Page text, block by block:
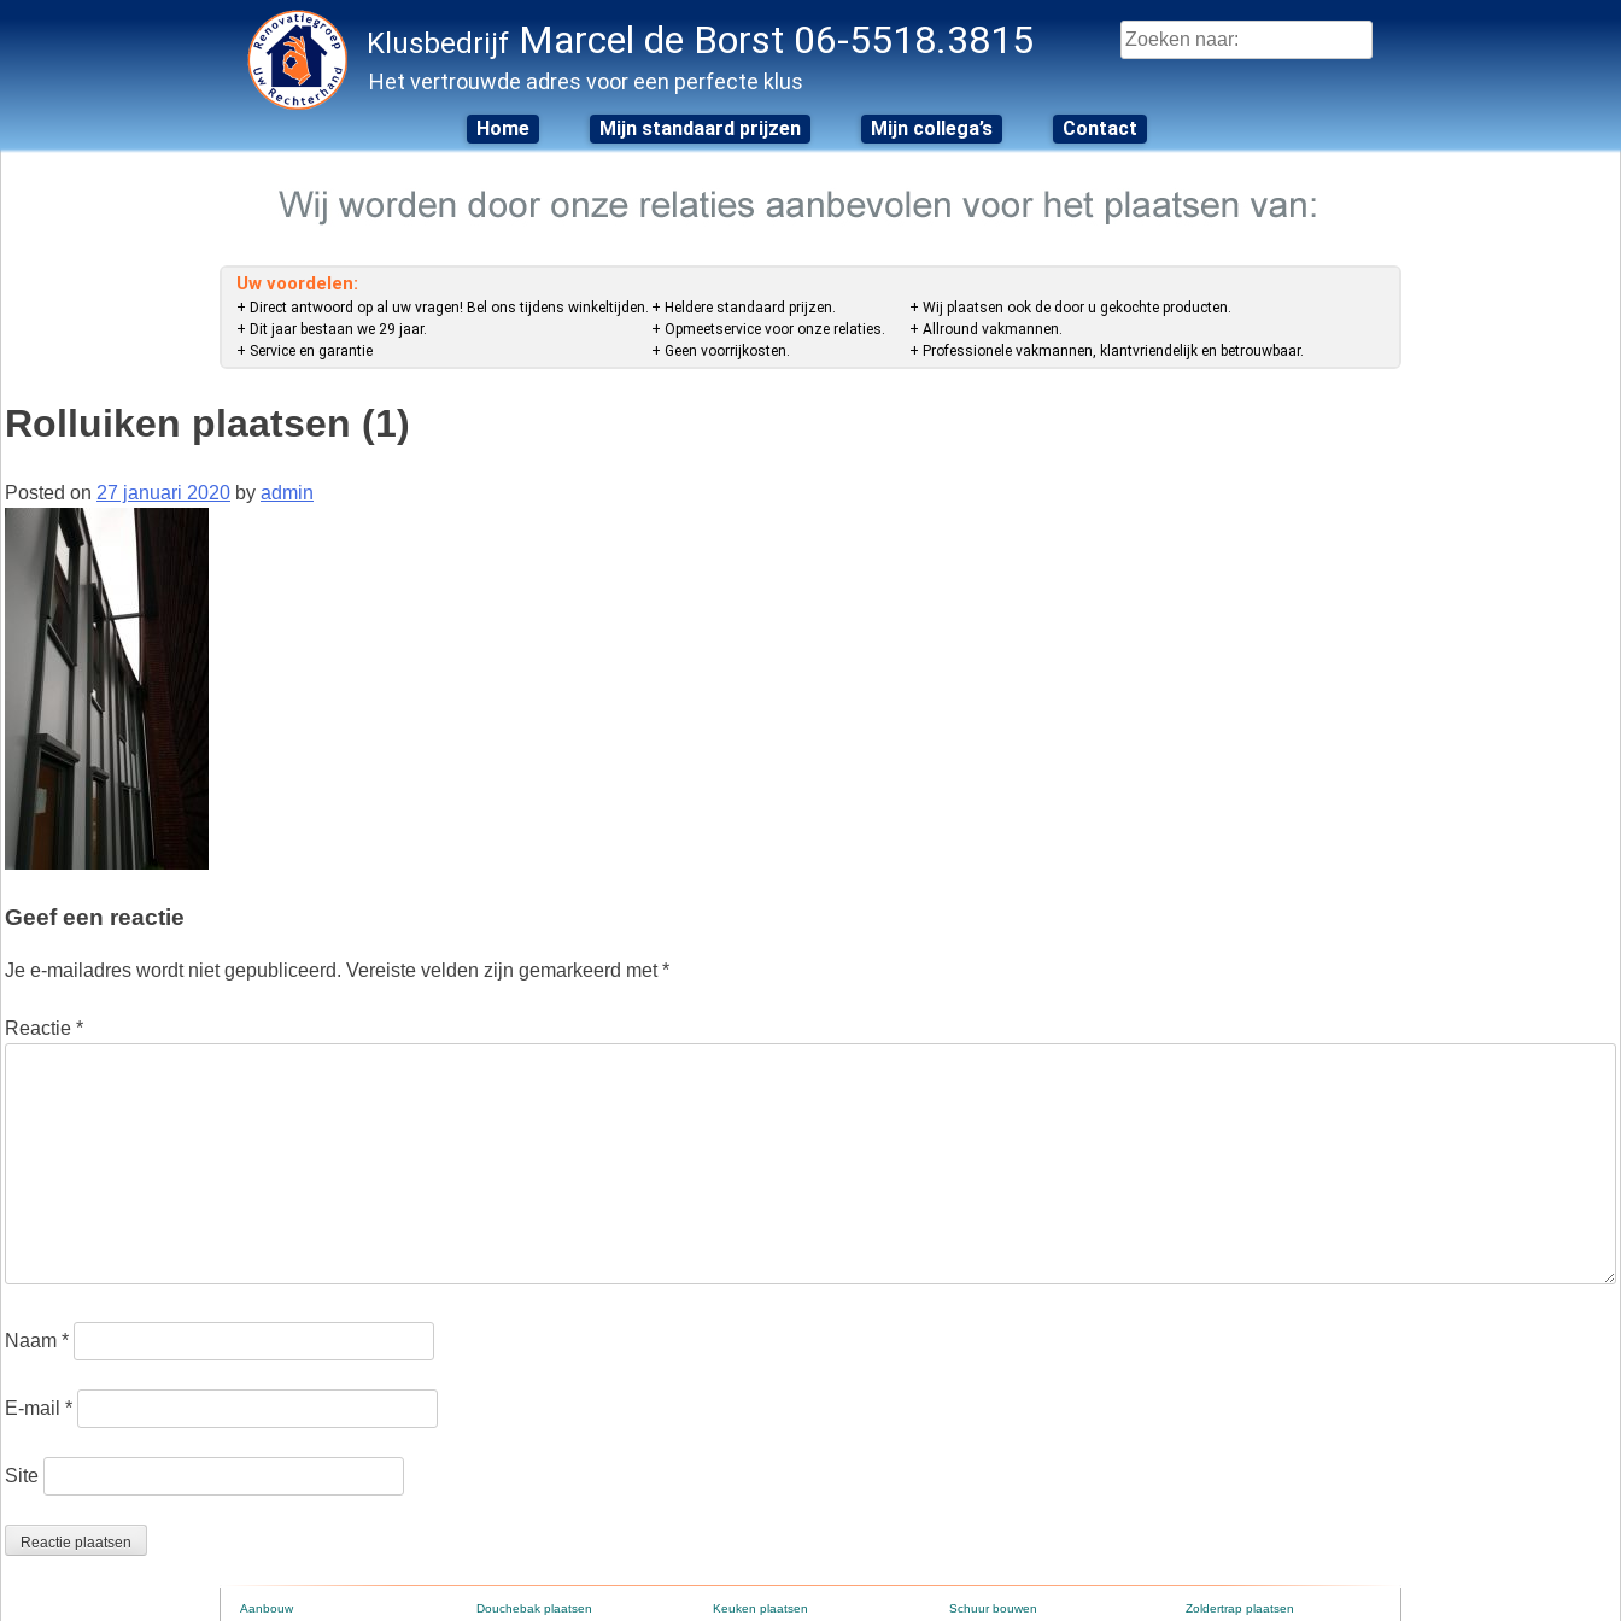
Klusbedrijf Marcel de Borst 06-5518.3815
Het vertrouwde adres voor een perfecte klus
Zoeken
naar:
Home Mijn standaard prijzen Mijn collega’s Contact
Uw voordelen:
+ Direct antwoord op al uw vragen! Bel ons tijdens winkeltijden.
+ Dit jaar bestaan we 29 jaar.
+ Service en garantie
+ Heldere standaard prijzen.
+ Opmeetservice voor onze relaties.
+ Geen voorrijkosten.
+ Wij plaatsen ook de door u gekochte producten.
+ Allround vakmannen.
+ Professionele vakmannen, klantvriendelijk en betrouwbaar.
Rolluiken plaatsen (1)
Posted on 27 januari 2020 by admin
Geef een reactie
Je e-mailadres wordt niet gepubliceerd. Vereiste velden zijn gemarkeerd met*
Reactie *
Naam *
E-mail *
Site
Aanbouw Douchebak plaatsen Keuken plaatsen Schuur bouwen Zoldertrap plaatsen